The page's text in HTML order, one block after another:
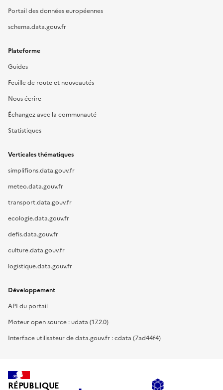
Portail des données européennes
schema.data.gouv.fr
Plateforme
Guides
Feuille de route et nouveautés
Nous écrire
Échangez avec la communauté
Statistiques
Verticales thématiques
simplifions.data.gouv.fr
meteo.data.gouv.fr
transport.data.gouv.fr
ecologie.data.gouv.fr
defis.data.gouv.fr
culture.data.gouv.fr
logistique.data.gouv.fr
Développement
API du portail
Moteur open source : udata (17.2.0)
Interface utilisateur de data.gouv.fr : cdata (7ad44f4)
RÉPUBLIQUE